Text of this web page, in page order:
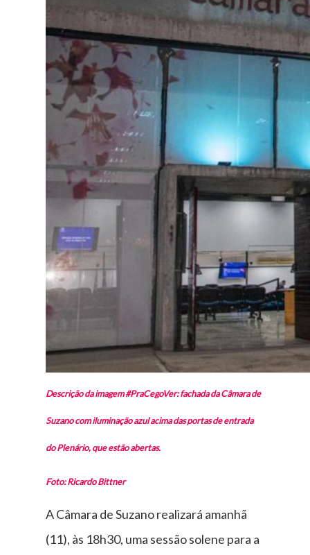
Descrição da imagem #PraCegoVer: fachada da Câmara de
Suzano com iluminação azul acima das portas de entrada
do Plenário, que estão abertas.
Foto: Ricardo Bittner
A Câmara de Suzano realizará amanhã
(11), às 18h30, uma sessão solene para a